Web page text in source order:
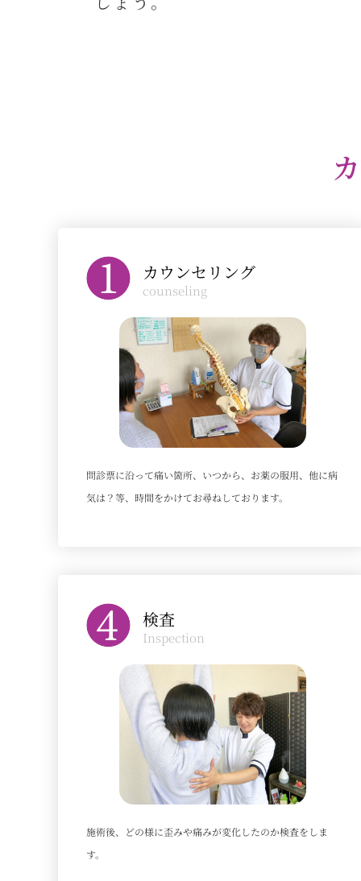
カウンセリング
counseling
問診票に沿って痛い箇所、いつから、お薬の服用、他に病
気は？等、時間をかけてお尋ねしております。
検査
Inspection
施術後、どの様に歪みや痛みが変化したのか検査をしま
す。